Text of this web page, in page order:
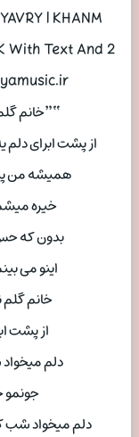
| KHANM
With Text And 2
“”خانم
از پشت ابرای
همیشه من
خیره
بدون که
اینو می
خانم
از پشت
دلم
جونمو
دلم میخواد